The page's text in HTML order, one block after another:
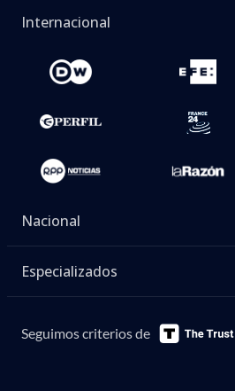
Internacional
Nacional
Especializados
Seguimos criterios de